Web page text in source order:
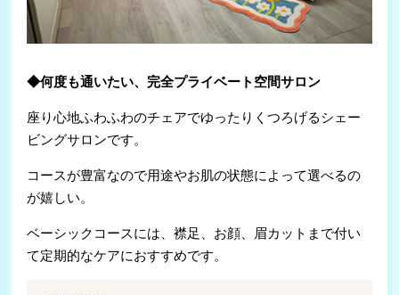
◆何度も通いたい、完全プライベート空間サロン
座り心地ふわふわのチェアでゆったりくつろげるシェー
ビングサロンです。
コースが豊富なので用途やお肌の状態によって選べるの
が嬉しい。
ベーシックコースには、襟足、お顔、眉カットまで付い
て定期的なケアにおすすめです。